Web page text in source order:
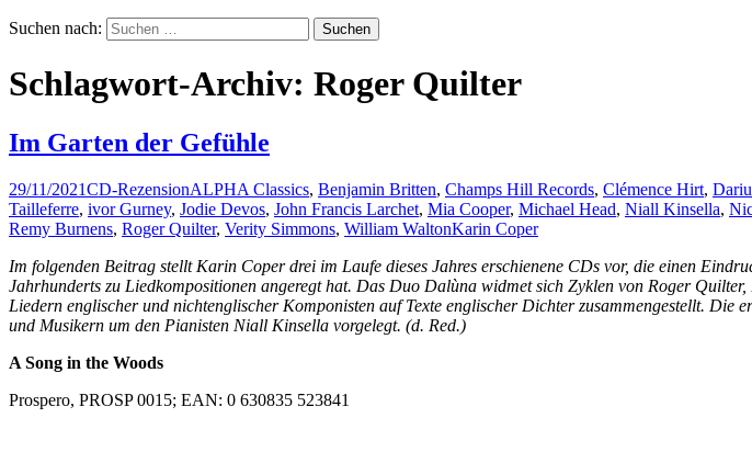
Suchen nach:
Schlagwort-Archiv: Roger Quilter
Im Garten der Gefühle
29/11/2021CD-RezensionALPHA Classics, Benjamin Britten, Champs Hill Records, Clémence Hirt,
Tailleferre, ivor Gurney, Jodie Devos, John Francis Larchet, Mia Cooper, Michael Head, Niall Kinsella,
Remy Burnens, Roger Quilter, Verity Simmons, William WaltonKarin Coper
Im folgenden Beitrag stellt Karin Coper drei im Laufe dieses Jahres erschienene CDs vor, die einen
Jahrhunderts zu Liedkompositionen angeregt hat. Das Duo Dalùna widmet sich Zyklen von Roger
Liedern englischer und nichtenglischer Komponisten auf Texte englischer Dichter zusammengestellt.
und Musikern um den Pianisten Niall Kinsella vorgelegt. (d. Red.)
A Song in the Woods
Prospero, PROSP 0015; EAN: 0 630835 523841